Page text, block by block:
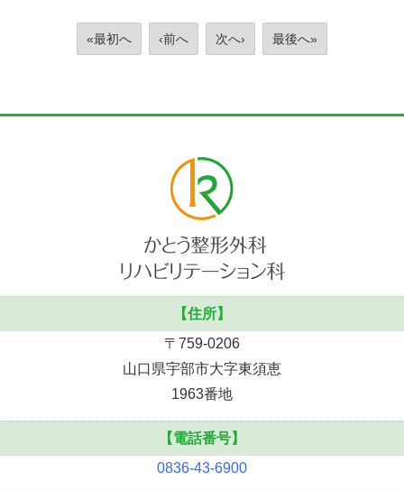
«最初へ ‹前へ 次へ› 最後へ»
【住所】
〒759-0206
山口県宇部市大字東須恵
1963番地
【電話番号】
0836-43-6900